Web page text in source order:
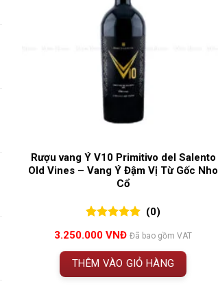
Rượu vang Ý V10 Primitivo del Salento
Old Vines – Vang Ý Đậm Vị Từ Gốc Nho
Cổ
đánh giá
(0)
3.250.000VNĐ Đã bao gồm VAT
THÊM VÀO GIỎ HÀNG